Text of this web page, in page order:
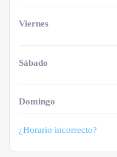
Viernes
Sábado
Domingo
¿Horario incorrecto?